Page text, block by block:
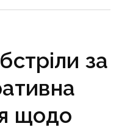
за
щодо